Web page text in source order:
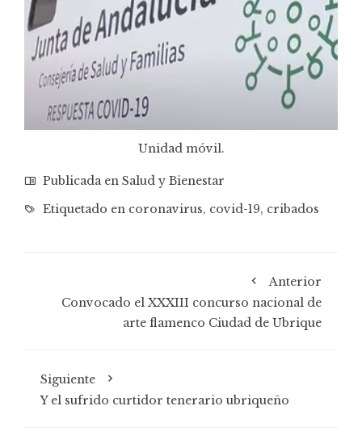
Unidad móvil.
Publicada en Salud y Bienestar
Etiquetado en coronavirus, covid-19, cribados
Anterior
Convocado el XXXIII concurso nacional de
arte flamenco Ciudad de Ubrique
Siguiente
Y el sufrido curtidor tenerario ubriqueño